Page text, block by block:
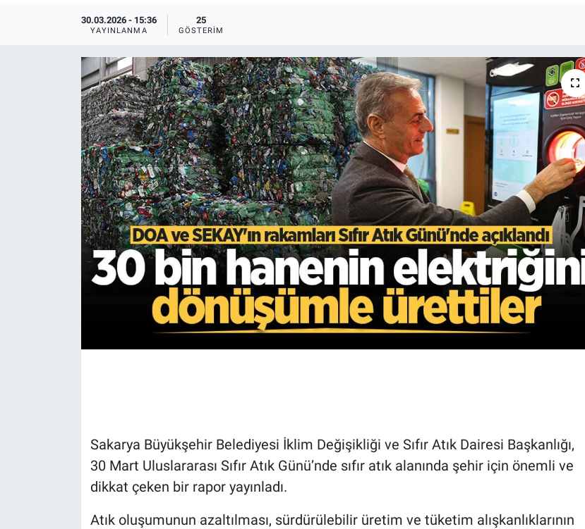
30.03.2026 - 15:36
YAYINLANMA
25
GÖSTERIM
Sakarya Büyükşehir Belediyesi İklim Değişikliği ve Sıfır Atık Dairesi Başkanlığı,
30 Mart Uluslararası Sıfır Atık Günü’nde sıfır atık alanında şehir için önemli ve
dikkat çeken bir rapor yayınladı.
Atık oluşumunun azaltılması, sürdürülebilir üretim ve tüketim alışkanlıklarının
MAGAZİN
ÖZEL HABER
HALK54 PANORAMA